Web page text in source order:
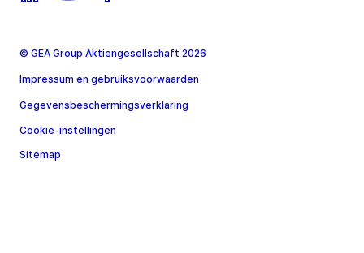
© GEA Group Aktiengesellschaft 2026
Impressum en gebruiksvoorwaarden
Gegevensbeschermingsverklaring
Cookie-instellingen
Sitemap